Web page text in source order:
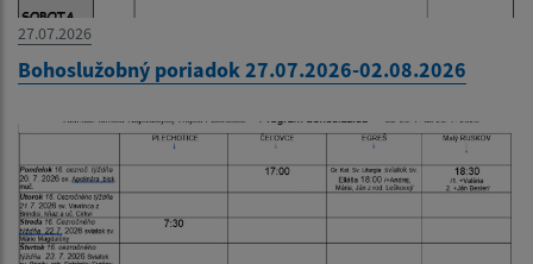
27.07.2026
Bohoslužobný poriadok 27.07.2026-02.08.2026